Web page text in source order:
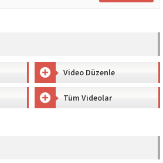
Video Düzenle
Tüm Videolar